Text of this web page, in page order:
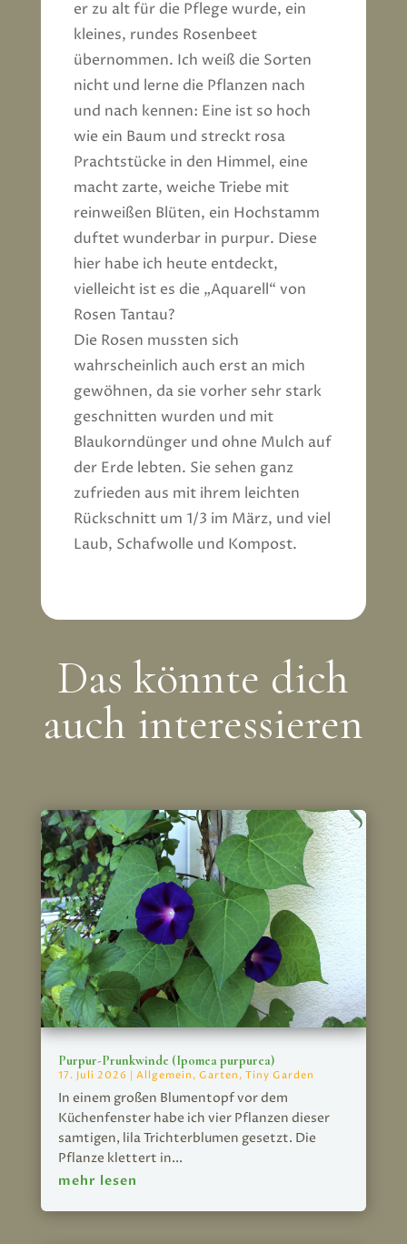
er zu alt für die Pflege wurde, ein
kleines, rundes Rosenbeet
übernommen. Ich weiß die Sorten
nicht und lerne die Pflanzen nach
und nach kennen: Eine ist so hoch
wie ein Baum und streckt rosa
Prachtstücke in den Himmel, eine
macht zarte, weiche Triebe mit
reinweißen Blüten, ein Hochstamm
duftet wunderbar in purpur. Diese
hier habe ich heute entdeckt,
vielleicht ist es die „Aquarell“ von
Rosen Tantau?
Die Rosen mussten sich
wahrscheinlich auch erst an mich
gewöhnen, da sie vorher sehr stark
geschnitten wurden und mit
Blaukorndünger und ohne Mulch auf
der Erde lebten. Sie sehen ganz
zufrieden aus mit ihrem leichten
Rückschnitt um 1/3 im März, und viel
Laub, Schafwolle und Kompost.
Das könnte dich
auch interessieren
Purpur-Prunkwinde (Ipomea purpurea)
17. Juli 2026 | Allgemein , Garten , Tiny Garden
In einem großen Blumentopf vor dem
Küchenfenster habe ich vier Pflanzen dieser
samtigen, lila Trichterblumen gesetzt. Die
Pflanze klettert in...
mehr lesen